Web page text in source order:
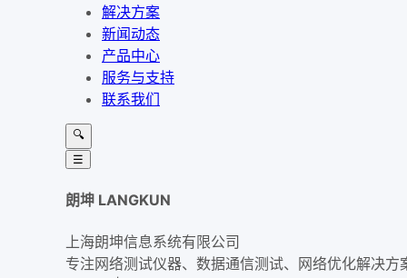
解决方案
新闻动态
产品中心
服务与支持
联系我们
🔍
☰
朗坤 LANGKUN
上海朗坤信息系统有限公司
专注网络测试仪器、数据通信测试、网络优化解决方